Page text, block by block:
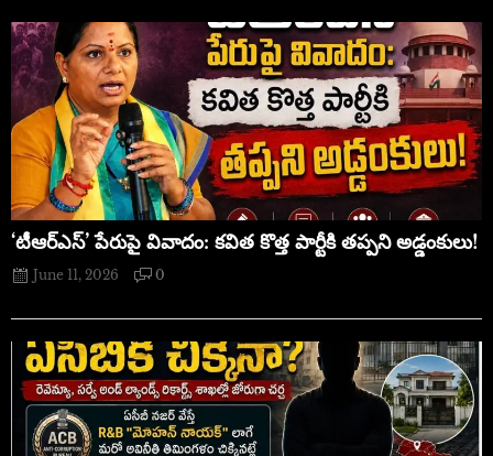
‘టీఆర్ఎస్’ పేరుపై వివాదం: కవిత కొత్త పార్టీకి తప్పని అడ్డంకులు!
June 11, 2026 0